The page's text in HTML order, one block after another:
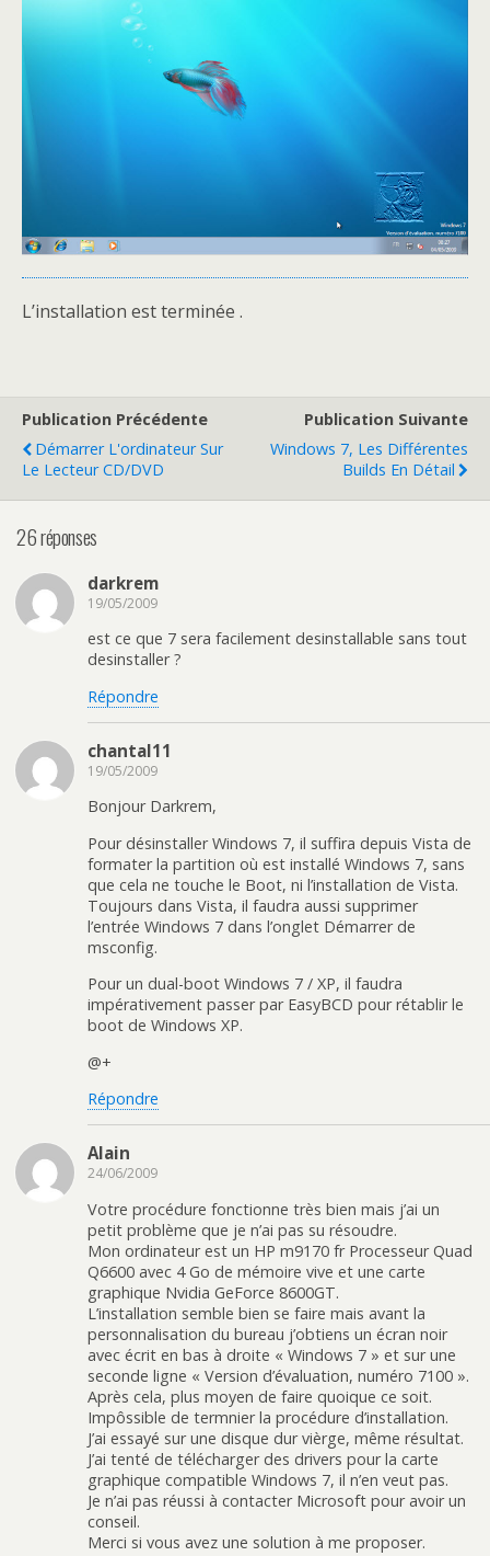
L’installation est terminée .
Publication Précédente
Démarrer L'ordinateur Sur
Le Lecteur CD/DVD
Publication Suivante
Windows 7, Les Différentes
Builds En Détail
26 réponses
darkrem
19/05/2009
est ce que 7 sera facilement desinstallable sans tout
desinstaller ?
Répondre
chantal11
19/05/2009
Bonjour Darkrem,
Pour désinstaller Windows 7, il suffira depuis Vista de
formater la partition où est installé Windows 7, sans
que cela ne touche le Boot, ni l’installation de Vista.
Toujours dans Vista, il faudra aussi supprimer
l’entrée Windows 7 dans l’onglet Démarrer de
msconfig.
Pour un dual-boot Windows 7 / XP, il faudra
impérativement passer par EasyBCD pour rétablir le
boot de Windows XP.
@+
Répondre
Alain
24/06/2009
Votre procédure fonctionne très bien mais j’ai un
petit problème que je n’ai pas su résoudre.
Mon ordinateur est un HP m9170 fr Processeur Quad
Q6600 avec 4 Go de mémoire vive et une carte
graphique Nvidia GeForce 8600GT.
L’installation semble bien se faire mais avant la
personnalisation du bureau j’obtiens un écran noir
avec écrit en bas à droite « Windows 7 » et sur une
seconde ligne « Version d’évaluation, numéro 7100 ».
Après cela, plus moyen de faire quoique ce soit.
Impôssible de termnier la procédure d’installation.
J’ai essayé sur une disque dur vièrge, même résultat.
J’ai tenté de télécharger des drivers pour la carte
graphique compatible Windows 7, il n’en veut pas.
Je n’ai pas réussi à contacter Microsoft pour avoir un
conseil.
Merci si vous avez une solution à me proposer.